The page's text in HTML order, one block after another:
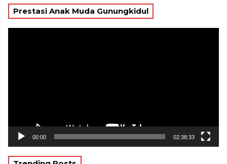
Prestasi Anak Muda Gunungkidul
00:00 02:38:33